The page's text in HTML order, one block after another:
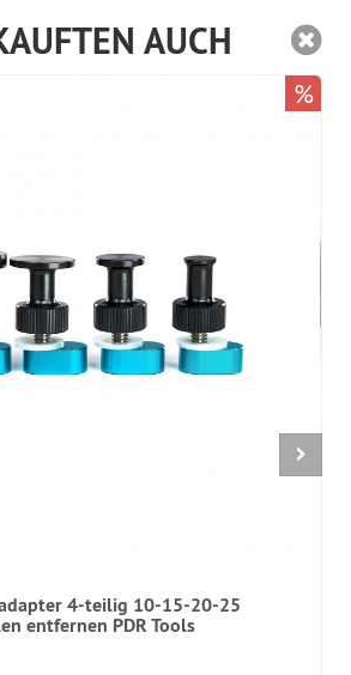
AUCH
4-teilig 10-15-20-25
entfernen PDR Tools
%